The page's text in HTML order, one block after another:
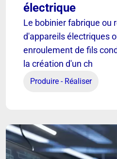
électrique
Le bobinier fabrique ou
d'appareils électriques
enroulement de fils
la création d'un ch
Produire - Réaliser